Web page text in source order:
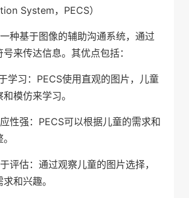
System，PECS）
种基于图像的辅助沟通系统，通过
来传达信息。其优点包括：
于学习：PECS使用直观的图片，儿童
模仿来学习。
应性强：PECS可以根据儿童的需求和
于评估：通过观察儿童的图片选择，
和兴趣。